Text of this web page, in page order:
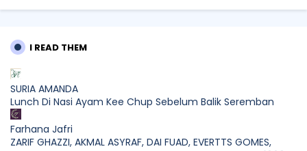
I READ THEM
SURIA AMANDA
Lunch Di Nasi Ayam Kee Chup Sebelum Balik Seremban
Farhana Jafri
ZARIF GHAZZI, AKMAL ASYRAF, DAI FUAD, EVERTTS GOMES,